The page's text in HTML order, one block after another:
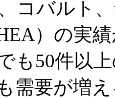
コバルト
）の実
も50件以
需要が増